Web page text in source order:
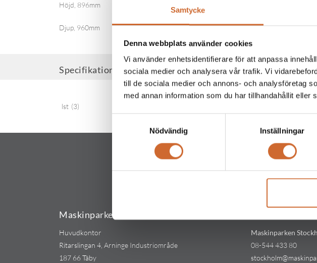
Samtycke
Denna webbplats använder cookies
Vi använder enhetsidentifierare för att anpassa
sociala medier och analysera vår trafik. Vi
till de sociala medier och annons- och analysföretag
med annan information som du har tillhandahållit
Nödvändig
Inställningar
Höjd, 896mm
Djup, 960mm
Specifikationer
lst (3)
Maskinparken Sverige AB
Huvudkontor
Ritarslingan 4, Arninge Industriområde
187 66 Täby
Maskinparken
08-544 433 80